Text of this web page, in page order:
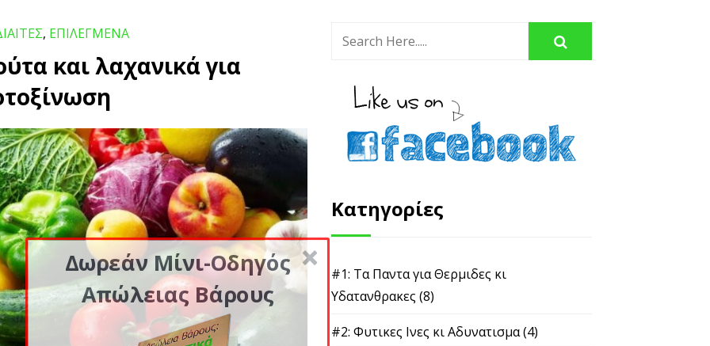
, ΕΠΙΛΕΓΜΕΝΑ
και λαχανικά για
Κατηγορίες
#1: Τα Παντα για Θερμιδες κι
Υδατανθρακες (8)
#2: Φυτικες Ινες κι Αδυνατισμα(4)
Δωρεάν Μίνι-Οδηγός
Απώλειας Βάρους